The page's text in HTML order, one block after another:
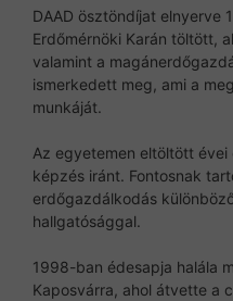
DAAD ösztöndíjat elnyerve
Erdőmérnöki Karán töltött,
valamint a
ismerkedett meg, ami a
munkáját.
Az egyetemen eltöltött
képzés iránt. Fontosnak
erdőgazdálkodás
hallgatósággal.
1998-ban édesapja halála
Kaposvárra, ahol átvette a